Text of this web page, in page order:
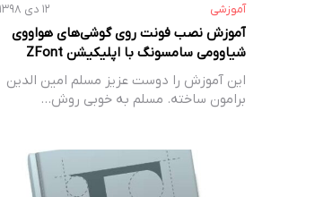
آموزشی ۱۲ دی ۱۳۹۸
آموزش نصب فونت روی گوشی‌های هواووی
شیاوومی سامسونگ با اپلیکیشن ZFont
این آموزش را دوست عزیز مسلم امین الدین
برامون ساخته. مسلم به خوبی روش…